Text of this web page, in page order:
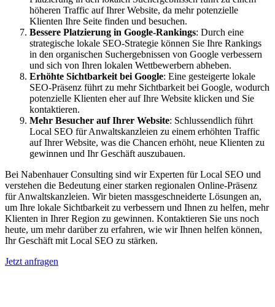
höheren Traffic auf Ihrer Website, da mehr potenzielle
Klienten Ihre Seite finden und besuchen.
Bessere Platzierung in Google-Rankings: Durch eine
strategische lokale SEO-Strategie können Sie Ihre Rankings
in den organischen Suchergebnissen von Google verbessern
und sich von Ihren lokalen Wettbewerbern abheben.
Erhöhte Sichtbarkeit bei Google: Eine gesteigerte lokale
SEO-Präsenz führt zu mehr Sichtbarkeit bei Google, wodurch
potenzielle Klienten eher auf Ihre Website klicken und Sie
kontaktieren.
Mehr Besucher auf Ihrer Website: Schlussendlich führt
Local SEO für Anwaltskanzleien zu einem erhöhten Traffic
auf Ihrer Website, was die Chancen erhöht, neue Klienten zu
gewinnen und Ihr Geschäft auszubauen.
Bei Nabenhauer Consulting sind wir Experten für Local SEO und
verstehen die Bedeutung einer starken regionalen Online-Präsenz
für Anwaltskanzleien. Wir bieten massgeschneiderte Lösungen an,
um Ihre lokale Sichtbarkeit zu verbessern und Ihnen zu helfen, mehr
Klienten in Ihrer Region zu gewinnen. Kontaktieren Sie uns noch
heute, um mehr darüber zu erfahren, wie wir Ihnen helfen können,
Ihr Geschäft mit Local SEO zu stärken.
Jetzt anfragen